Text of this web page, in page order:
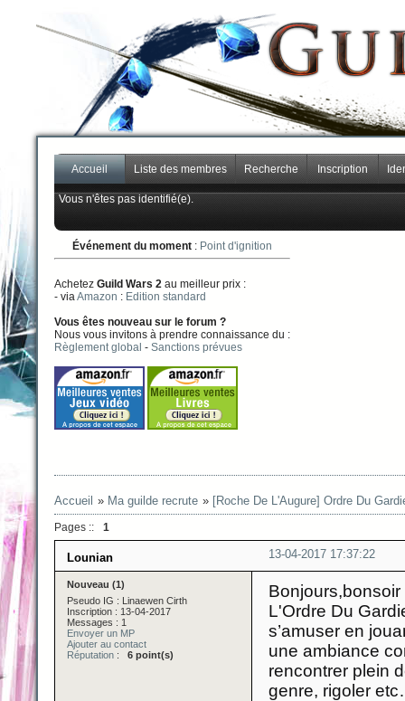
Accueil Liste des membres Recherche Inscription
Vous n'êtes pas identifié(e).
Événement du moment : Point d'ignition
Achetez Guild Wars 2 au meilleur prix :
- viaAmazon : Edition standard
Vous êtes nouveau sur le forum ?
Nous vous invitons à prendre connaissance du :
Règlement global - Sanctions prévues
Accueil » Ma guilde recrute » [Roche De L'Augure] Ordre Du
Pages :: 1
13-04-2017 17:37:22
Lounian
Nouveau (1)
Pseudo IG : Linaewen Cirth
Inscription : 13-04-2017
Messages : 1
Envoyer un MP
Ajouter au contact
Réputation : 6 point(s)
L'Ordre Du
s’amuser en
une ambiance
rencontrer plein
genre, rigoler